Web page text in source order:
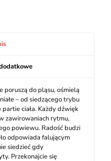
poruszą do pląsu, ośmielą
– od siedzącego trybu
ciała. Każdy dźwięk
zawirowaniach rytmu,
powiewu. Radość budzi
odpowiada falującym
siedzieć gdy
Przekonajcie się